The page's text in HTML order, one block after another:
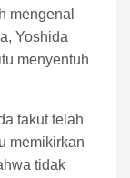
mengenal
Yoshida
menyentuh
takut telah
memikirkan
tidak